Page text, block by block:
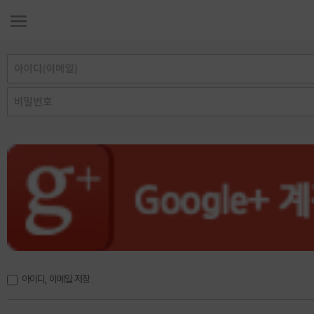
아이디, 이메일 저장